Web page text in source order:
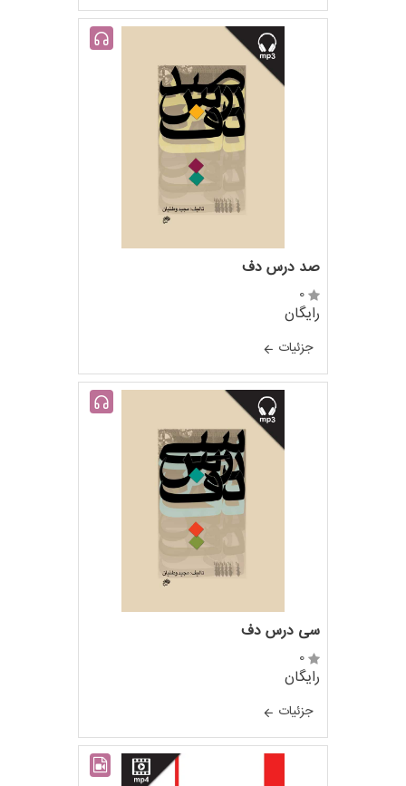
صد درس دف
0
رایگان
جزئيات
سی درس دف
0
رایگان
جزئيات